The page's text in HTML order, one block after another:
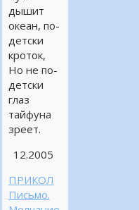
дышит
океан, по-
детски
кроток,
Но не по-
детски
глаз
тайфуна
зреет.
12.2005
ПРИКОЛ
Письмо.